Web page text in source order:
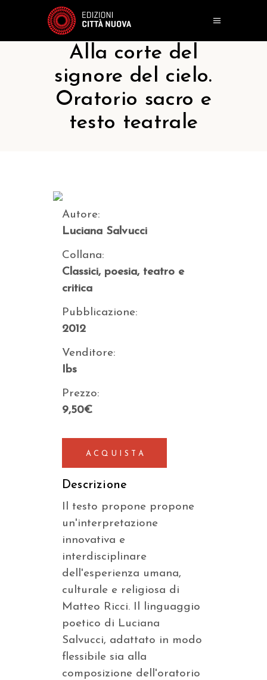
Alla corte del
signore del cielo.
Oratorio sacro e
testo teatrale
Autore:
Luciana Salvucci
Collana:
Classici, poesia, teatro e
critica
Pubblicazione:
2012
Venditore:
Ibs
Prezzo:
9,50€
ACQUISTA
Descrizione
Il testo propone propone
un'interpretazione
innovativa e
interdisciplinare
dell'esperienza umana,
culturale e religiosa di
Matteo Ricci. Il linguaggio
poetico di Luciana
Salvucci, adattato in modo
flessibile sia alla
composizione dell'oratorio